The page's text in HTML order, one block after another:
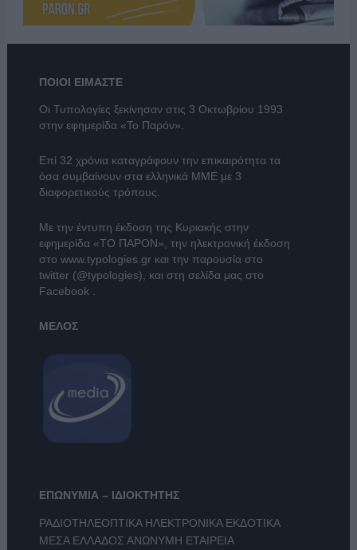
ΠΟΙΟΙ ΕΙΜΑΣΤΕ
Οι Τυπολογίες ξεκίνησαν στις 3 Οκτωβρίου 1993
στην εφημερίδα «Το Παρόν».
Επί 32 χρόνια καταγράφουν την επικαιρότητα τα
όσα συμβαίνουν στα ελληνικά ΜΜΕ με 3
διαφορετικούς τρόπους.
Με την έντυπη έκδοση της Κυριακής στην
εφημερίδα «ΤΟ ΠΑΡΟΝ» , την ηλεκτρονική έκδοση
στο www.typologies.grκαι την παρουσία στο
twitter (@typologies) , και στη σελίδα μας στο
Facebook
ΜΕΛΟΣ
ΕΠΩΝΥΜΙΑ – ΙΔΙΟΚΤΗΤΗΣ
ΡΑΔΙΟΤΗΛΕΟΠΤΙΚΑ ΗΛΕΚΤΡΟΝΙΚΑ ΕΚΔΟΤΙΚΑ
ΜΕΣΑ ΕΛΛΑΔΟΣ ΑΝΩΝΥΜΗ ΕΤΑΙΡΕΙΑ